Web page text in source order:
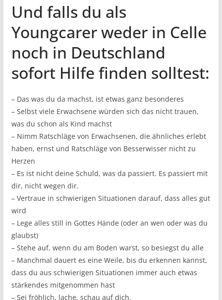
Und falls du als
Youngcarer weder in Celle
noch in Deutschland
sofort Hilfe finden solltest:
– Das was du da machst, ist etwas ganz besonderes
– Selbst viele Erwachsene würden sich das nicht trauen,
was du schon als Kind machst
– Nimm Ratschläge von Erwachsenen, die ähnliches erlebt
haben, ernst und Ratschläge von Besserwisser nicht zu
Herzen
– Es ist nicht deine Schuld, was da passiert. Es passiert mit
dir, nicht wegen dir.
– Vertraue in schwierigen Situationen darauf, dass alles gut
wird
– Lege alles still in Gottes Hände (oder an wen oder was du
glaubst)
– Stehe auf, wenn du am Boden warst, so besiegst du alle
– Manchmal dauert es eine Weile, bis du erkennen kannst,
dass du aus schwierigen Situationen immer auch etwas
stärkendes mitgenommen hast
– Sei fröhlich, lache, schau auf dich.